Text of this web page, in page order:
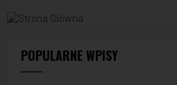
POPULARNE WPISY